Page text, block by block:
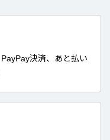
決済、あと払い